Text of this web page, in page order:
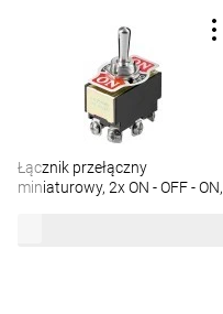
Łącznik przełączny
miniaturowy, 2x ON - OFF - ON,